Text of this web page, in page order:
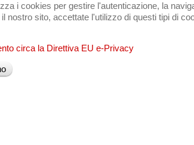
i cookies per gestire l'autenticazione, la
nostro sito, accettate l'utilizzo di questi tipi di
circa la Direttiva EU e-Privacy